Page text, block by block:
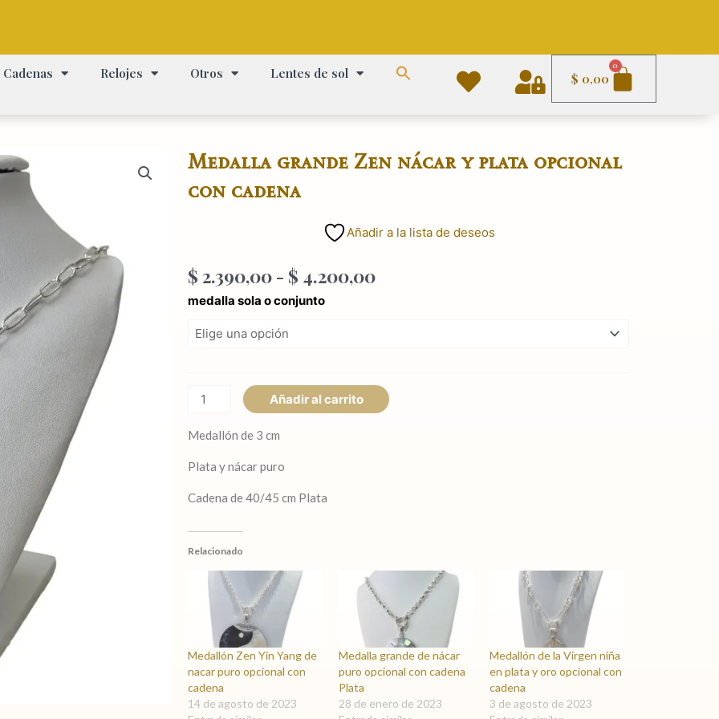
Cadenas Relojes Otros Lentes de sol $ 0,00
0
Carrito
Medalla grande Zen nácar y plata opcional
con cadena
Añadir a la lista de deseos
$ 2.390,00 - $ 4.200,00Rango
$ 4.200,00
medalla sola o conjunto
Medalla
Zen
plata
con
cantidad
Añadir al carrito
Medallón de 3 cm
Plata y nácar puro
Cadena de 40/45 cm Plata
Relacionado
Medallón Zen Yin Yang de
nacar puro opcional con
cadena
14 de agosto de 2023
Medalla grande de nácar
puro opcional con cadena
Plata
28 de enero de 2023
Medallón de la Virgen niña
en plata y oro opcional con
cadena
3 de agosto de 2023